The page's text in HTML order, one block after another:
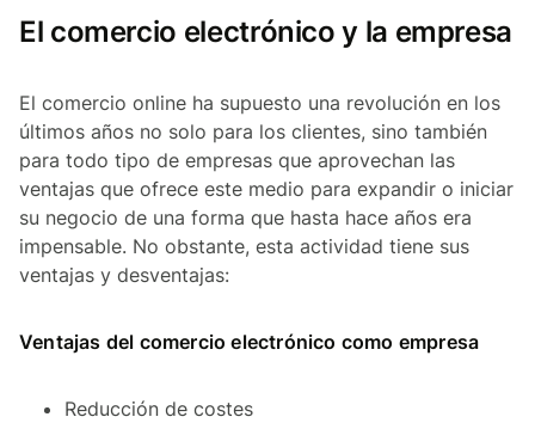
El comercio electrónico y la empresa
El comercio online ha supuesto una revolución en los
últimos años no solo para los clientes, sino también
para todo tipo de empresas que aprovechan las
ventajas que ofrece este medio para expandir o iniciar
su negocio de una forma que hasta hace años era
impensable. No obstante, esta actividad tiene sus
ventajas y desventajas:
Ventajas del comercio electrónico como empresa
Reducción de costes